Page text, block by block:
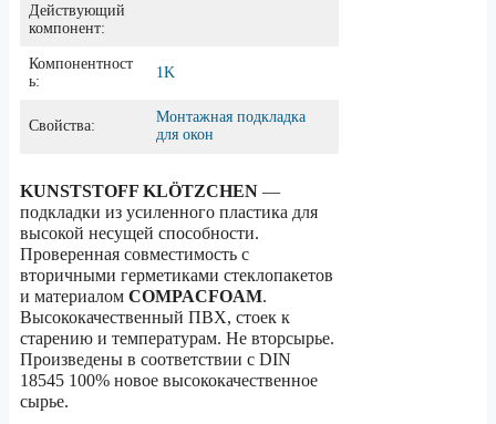
Действующий
компонент:
Компонентност
ь:
1K
Свойства:
Монтажная подкладка
для окон
KUNSTSTOFF KLÖTZCHEN —
подкладки из усиленного пластика для
высокой несущей способности.
Проверенная совместимость с
вторичными герметиками стеклопакетов
и материалом COMPACFOAM.
Высококачественный ПВХ, стоек к
старению и температурам. Не вторсырье.
Произведены в соответствии с DIN
18545 100% новое высококачественное
сырье.